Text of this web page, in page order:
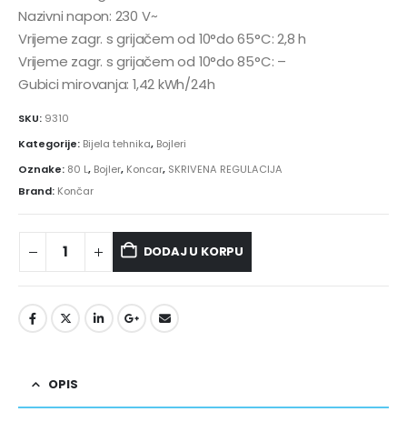
Nazivni napon: 230 V~
Vrijeme zagr. s grijačem od 10°do 65°C: 2,8 h
Vrijeme zagr. s grijačem od 10°do 85°C: –
Gubici mirovanja: 1,42 kWh/24h
SKU: 9310
Kategorije: Bijela tehnika, Bojleri
Oznake: 80 L, Bojler, Koncar, SKRIVENA REGULACIJA
Brand: Končar
DODAJ U KORPU
OPIS